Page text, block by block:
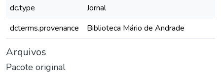
dc.type
Jornal
dcterms.provenance
Biblioteca Mário de Andrade
Arquivos
Pacote original